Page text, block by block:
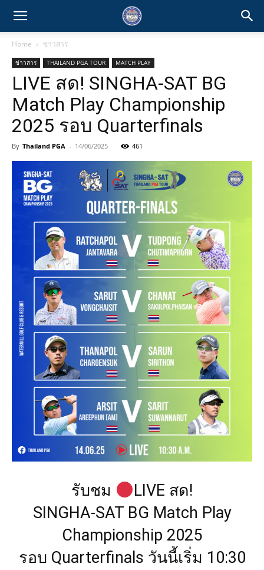
Home ข่าวสาร
ข่าวสาร THAILAND PGA TOUR MATCH PLAY
LIVE สด! SINGHA-SAT BG
Match Play Championship
2025 รอบ Quarterfinals
By Thailand PGA - 14/06/2025 461
รับชม
LIVE สด!
SINGHA-SAT BG Match Play
Championship 2025
รอบ Quarterfinals วันนี้เริ่ม 10:30